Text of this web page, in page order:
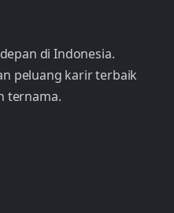
di Indonesia.
peluang karir terbaik
ternama.